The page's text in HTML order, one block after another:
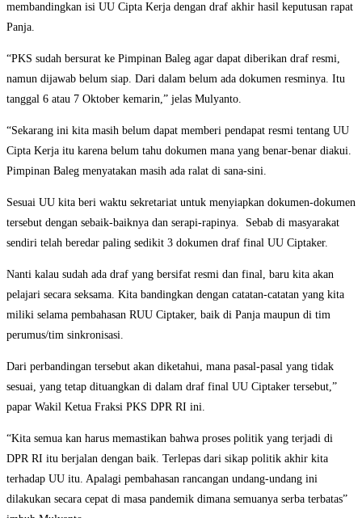
membandingkan isi UU Cipta Kerja dengan draf akhir hasil keputusan rapat
Panja.
“PKS sudah bersurat ke Pimpinan Baleg agar dapat diberikan draf resmi,
namun dijawab belum siap. Dari dalam belum ada dokumen resminya. Itu
tanggal 6 atau 7 Oktober kemarin,” jelas Mulyanto.
“Sekarang ini kita masih belum dapat memberi pendapat resmi tentang UU
Cipta Kerja itu karena belum tahu dokumen mana yang benar-benar diakui.
Pimpinan Baleg menyatakan masih ada ralat di sana-sini.
Sesuai UU kita beri waktu sekretariat untuk menyiapkan dokumen-dokumen
tersebut dengan sebaik-baiknya dan serapi-rapinya. Sebab di masyarakat
sendiri telah beredar paling sedikit 3 dokumen draf final UU Ciptaker.
Nanti kalau sudah ada draf yang bersifat resmi dan final, baru kita akan
pelajari secara seksama. Kita bandingkan dengan catatan-catatan yang kita
miliki selama pembahasan RUU Ciptaker, baik di Panja maupun di tim
perumus/tim sinkronisasi.
Dari perbandingan tersebut akan diketahui, mana pasal-pasal yang tidak
sesuai, yang tetap dituangkan di dalam draf final UU Ciptaker tersebut,”
papar Wakil Ketua Fraksi PKS DPR RI ini.
“Kita semua kan harus memastikan bahwa proses politik yang terjadi di
DPR RI itu berjalan dengan baik. Terlepas dari sikap politik akhir kita
terhadap UU itu. Apalagi pembahasan rancangan undang-undang ini
dilakukan secara cepat di masa pandemik dimana semuanya serba terbatas”